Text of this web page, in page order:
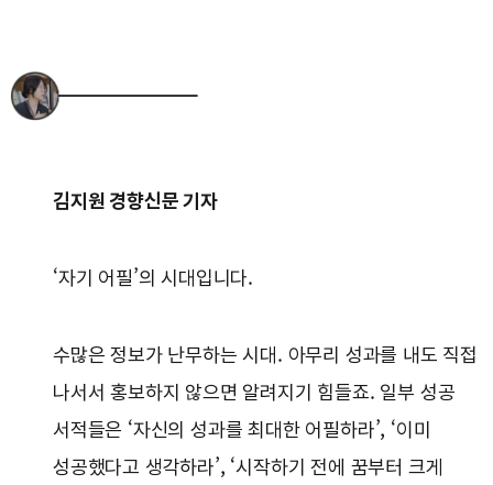
김지원 경향신문 기자
‘자기 어필’의 시대입니다.
수많은 정보가 난무하는 시대. 아무리 성과를 내도 직접
나서서 홍보하지 않으면 알려지기 힘들죠. 일부 성공
서적들은 ‘자신의 성과를 최대한 어필하라’, ‘이미
성공했다고 생각하라’, ‘시작하기 전에 꿈부터 크게